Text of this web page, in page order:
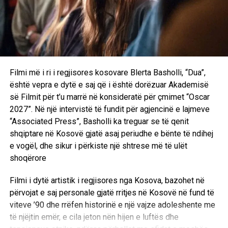
Filmi më i ri i regjisores kosovare Blerta Basholli, “Dua”,
është vepra e dytë e saj që i është dorëzuar Akademisë
së Filmit për t’u marrë në konsideratë për çmimet “Oscar
2027”. Në një intervistë të fundit për agjencinë e lajmeve
“Associated Press”, Basholli ka treguar se të qenit
shqiptare në Kosovë gjatë asaj periudhe e bënte të ndihej
e vogël, dhe sikur i përkiste një shtrese më të ulët
shoqërore
Filmi i dytë artistik i regjisores nga Kosova, bazohet në
përvojat e saj personale gjatë rritjes në Kosovë në fund të
viteve ’90 dhe rrëfen historinë e një vajze adoleshente me
të njëjtin emër, e cila jeton nën hijen e luftës dhe